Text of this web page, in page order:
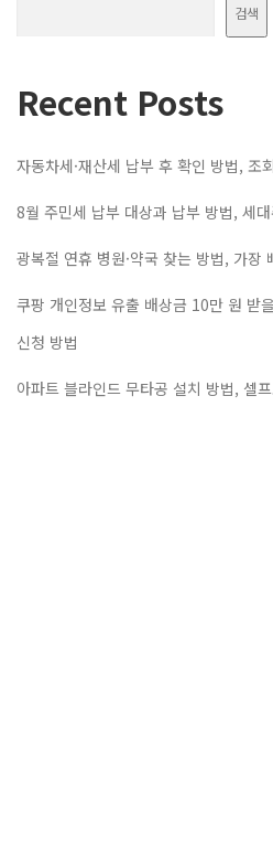
검색
Recent Posts
자동차세·재산세 납부 후 확인 방법, 조
8월 주민세 납부 대상과 납부 방법, 세
광복절 연휴 병원·약국 찾는 방법, 가장
쿠팡 개인정보 유출 배상금 10만 원 받
신청 방법
아파트 블라인드 무타공 설치 방법, 셀